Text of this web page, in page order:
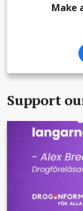
Make
Support